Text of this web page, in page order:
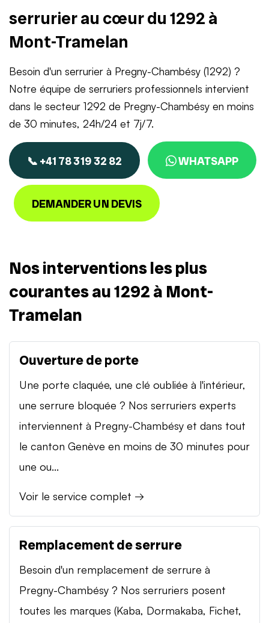
serrurier au cœur du 1292 à
Mont-Tramelan
Besoin d'un serrurier à Pregny-Chambésy (1292) ?
Notre équipe de serruriers professionnels intervient
dans le secteur 1292 de Pregny-Chambésy en moins
de 30 minutes, 24h/24 et 7j/7.
📞 +41 78 319 32 82 WHATSAPP
DEMANDER UN DEVIS
Nos interventions les plus
courantes au 1292 à Mont-
Tramelan
Ouverture de porte
Une porte claquée, une clé oubliée à l'intérieur,
une serrure bloquée ? Nos serruriers experts
interviennent à Pregny-Chambésy et dans tout
le canton Genève en moins de 30 minutes pour
une ou...
Voir le service complet →
Remplacement de serrure
Besoin d'un remplacement de serrure à
Pregny-Chambésy ? Nos serruriers posent
toutes les marques (Kaba, Dormakaba, Fichet,